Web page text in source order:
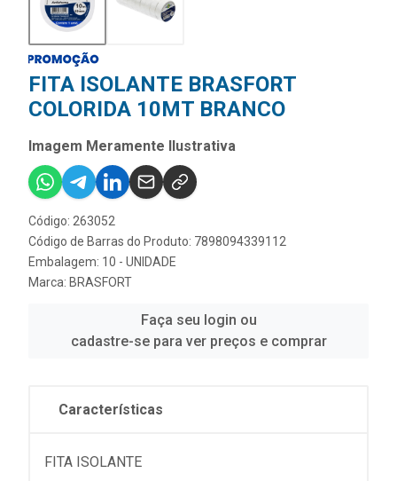
FITA ISOLANTE BRASFORT
COLORIDA 10MT BRANCO
Imagem Meramente Ilustrativa
Código: 263052
Código de Barras do Produto: 7898094339112
Embalagem: 10 - UNIDADE
Marca: BRASFORT
Faça seu login ou
cadastre-se para ver preços e comprar
Características
FITA ISOLANTE